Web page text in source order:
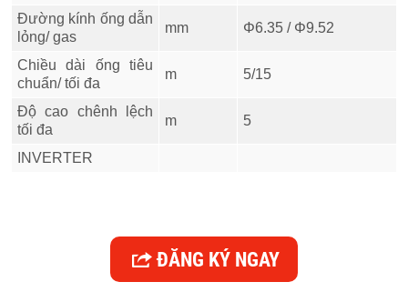
Đường kính ống dẫn
lỏng/ gas
mm Φ6.35 / Φ9.52
Chiều dài ống tiêu
chuẩn/ tối đa
m 5/15
Độ cao chênh lệch
tối đa
m 5
INVERTER
ĐĂNG KÝ NGAY